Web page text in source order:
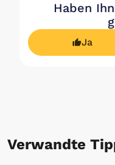
Haben
Ja
Verwandte